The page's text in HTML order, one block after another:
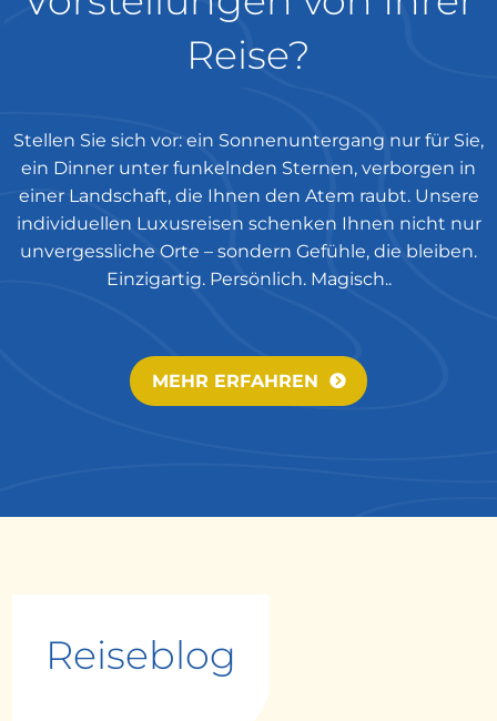
Reise?
Stellen Sie sich vor: ein Sonnenuntergang nur für Sie,
ein Dinner unter funkelnden Sternen, verborgen in
einer Landschaft, die Ihnen den Atem raubt. Unsere
individuellen Luxusreisen schenken Ihnen nicht nur
unvergessliche Orte – sondern Gefühle, die bleiben.
Einzigartig. Persönlich. Magisch..
MEHR ERFAHREN
Reiseblog